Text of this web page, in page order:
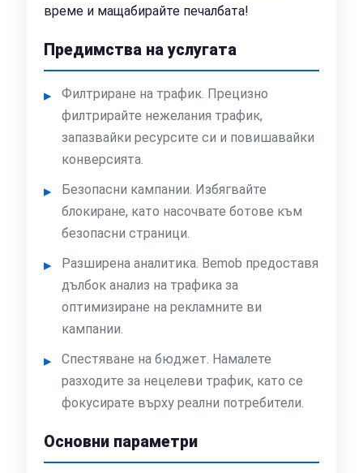
време и мащабирайте печалбата!
Предимства на услугата
Филтриране на трафик. Прецизно
филтрирайте нежелания трафик,
запазвайки ресурсите си и повишавайки
конверсията.
Безопасни кампании. Избягвайте
блокиране, като насочвате ботове към
безопасни страници.
Разширена аналитика. Bemob предоставя
дълбок анализ на трафика за
оптимизиране на рекламните ви
кампании.
Спестяване на бюджет. Намалете
разходите за нецелеви трафик, като се
фокусирате върху реални потребители.
Основни параметри